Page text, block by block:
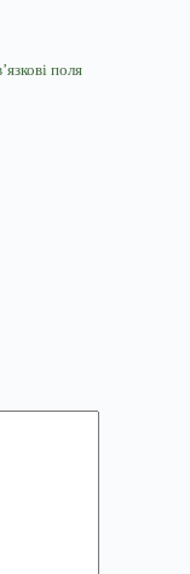
поля